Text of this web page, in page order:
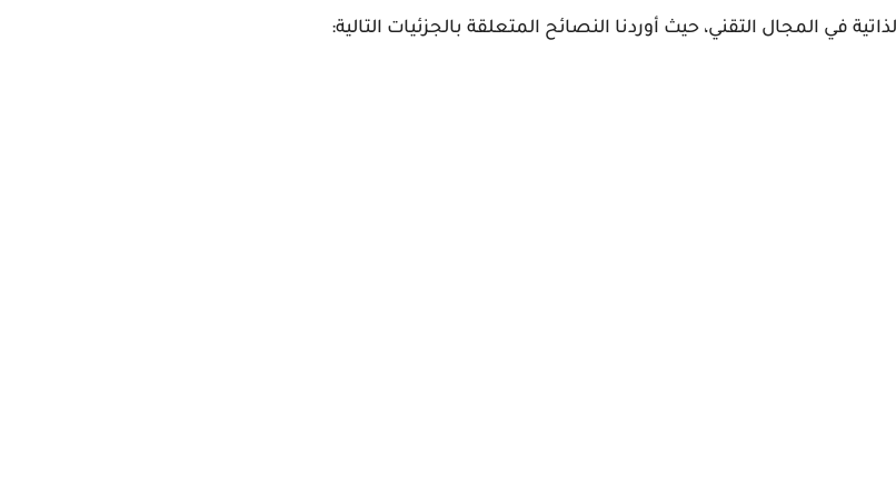
في المجال التقني، حيث أوردنا النصائح المتعلقة بالجزئيات التالية: